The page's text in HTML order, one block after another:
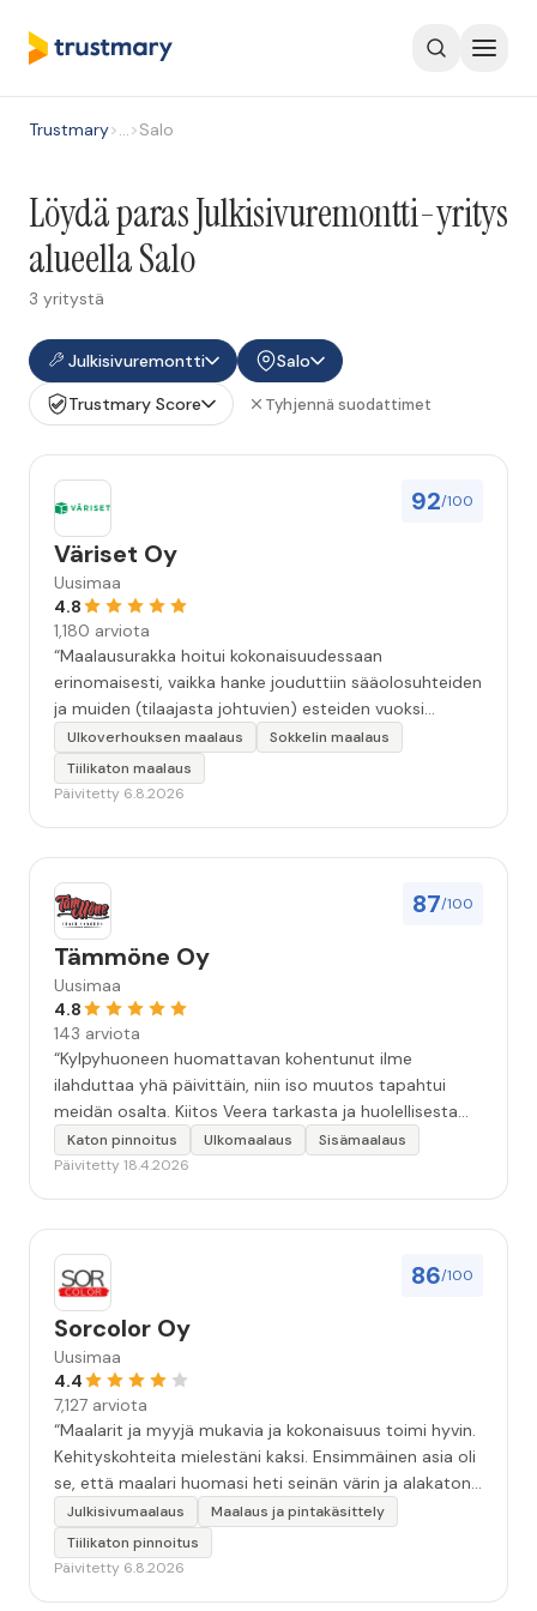
Trustmary>…>Salo
Löydä paras Julkisivuremontti-yritys
alueella Salo
3 yritystä
Julkisivuremontti
Salo
Trustmary Score
Tyhjennä suodattimet
92/100
Väriset Oy
Uusimaa
4.8
1,180 arviota
“Maalausurakka hoitui kokonaisuudessaan
erinomaisesti, vaikka hanke jouduttiin sääolosuhteiden
ja muiden (tilaajasta johtuvien) esteiden vuoksi
keskeyttämään n. 3 viikoksi. Maalaistulos on oikein
hyvä, yhteydenpito erinomaista, jälkityöt tehtiin
huolellisesti. Suosittelen. Erityiskiitos itse maalareille:
Ulkoverhouksen maalaus
Sokkelin maalaus
Tiilikaton maalaus
Päivitetty 6.8.2026
87/100
Tämmöne Oy
Uusimaa
4.8
143 arviota
“Kylpyhuoneen huomattavan kohentunut ilme
ilahduttaa yhä päivittäin, niin iso muutos tapahtui
meidän osalta. Kiitos Veera tarkasta ja huolellisesta
työstä, sekä ystävällisestä palvelusta!”
Katon pinnoitus Ulkomaalaus
Sisämaalaus
Päivitetty 18.4.2026
86/100
Sorcolor Oy
Uusimaa
4.4
7,127 arviota
“Maalarit ja myyjä mukavia ja kokonaisuus toimi hyvin.
Kehityskohteita mielestäni kaksi. Ensimmäinen asia oli
se, että maalari huomasi heti seinän värin ja alakaton
värin erot mitä en huomannut. Hyvä toki että siinä
kohtaa huomattu mutta toki optimaalisessa
tilanteessa myyjä olisi jo kiinnittänyt tähän huomiota.
Julkisivumaalaus
Maalaus ja pintakäsittely
Tiilikaton pinnoitus
Päivitetty 6.8.2026